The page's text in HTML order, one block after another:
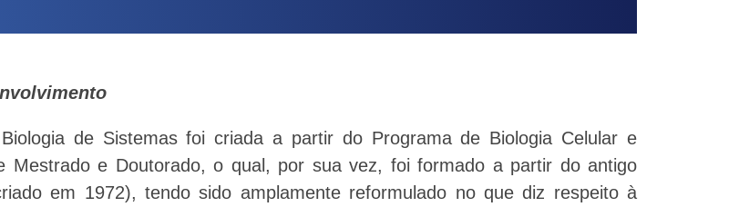
de Sistemas foi criada a partir do Programa de Biologia Celular e
Mestrado e Doutorado, o qual, por sua vez, foi formado a partir do antigo
em 1972), tendo sido amplamente reformulado no que diz respeito à